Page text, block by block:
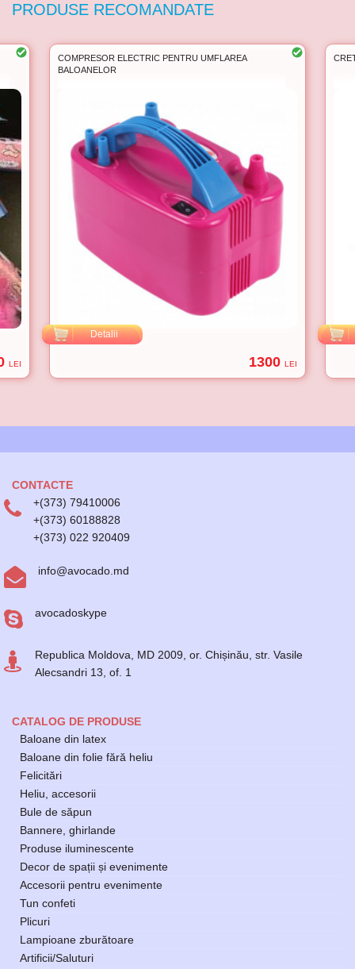
PRODUSE RECOMANDATE
LEI
COMPRESOR ELECTRIC PENTRU UMFLAREA
BALOANELOR
Detalii
1300 LEI
CONTACTE
+(373) 79410006
+(373) 60188828
+(373) 022 920409
info@avocado.md
avocadoskype
Republica Moldova, MD 2009, or. Chișinău, str. Vasile
Alecsandri 13, of. 1
CATALOG DE PRODUSE
Baloane din latex
Baloane din folie fără heliu
Felicitări
Heliu, accesorii
Bule de săpun
Bannere, ghirlande
Produse iluminescente
Decor de spații și evenimente
Accesorii pentru evenimente
Tun confeti
Plicuri
Lampioane zburătoare
Artificii/Saluturi